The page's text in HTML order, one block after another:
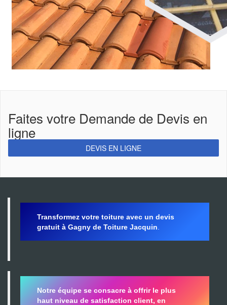
Faites votre Demande de Devis en
ligne
DEVIS EN LIGNE
Transformez votre toiture avec un devis
gratuit à Gagny de Toiture Jacquin
Notre équipe se consacre à offrir le plus
haut niveau de satisfaction client, en